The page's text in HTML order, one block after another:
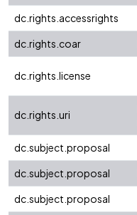
dc.rights.accessrights
dc.rights.coar
dc.rights.license
dc.rights.uri
dc.subject.proposal
dc.subject.proposal
dc.subject.proposal